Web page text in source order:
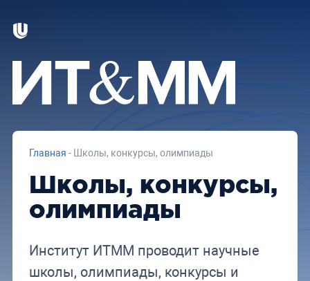
Главная - Школы, конкурсы, олимпиады
Школы, конкурсы,
олимпиады
Институт ИТММ проводит научные
школы, олимпиады, конкурсы и